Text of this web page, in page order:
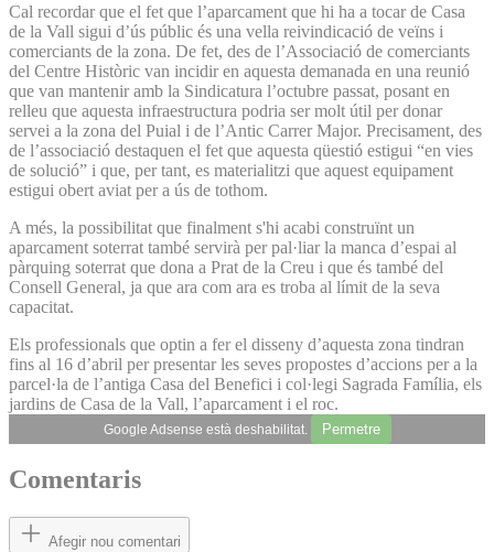
Cal recordar que el fet que l’aparcament que hi ha a tocar de Casa
de la Vall sigui d’ús públic és una vella reivindicació de veïns i
comerciants de la zona. De fet, des de l’Associació de comerciants
del Centre Històric van incidir en aquesta demanada en una reunió
que van mantenir amb la Sindicatura l’octubre passat, posant en
relleu que aquesta infraestructura podria ser molt útil per donar
servei a la zona del Puial i de l’Antic Carrer Major. Precisament, des
de l’associació destaquen el fet que aquesta qüestió estigui “en vies
de solució” i que, per tant, es materialitzi que aquest equipament
estigui obert aviat per a ús de tothom.
A més, la possibilitat que finalment s'hi acabi construïnt un
aparcament soterrat també servirà per pal·liar la manca d’espai al
pàrquing soterrat que dona a Prat de la Creu i que és també del
Consell General, ja que ara com ara es troba al límit de la seva
capacitat.
Els professionals que optin a fer el disseny d’aquesta zona tindran
fins al 16 d’abril per presentar les seves propostes d’accions per a la
parcel·la de l’antiga Casa del Benefici i col·legi Sagrada Família, els
jardins de Casa de la Vall, l’aparcament i el roc.
Google Adsense està deshabilitat. Permetre
Comentaris
Afegir nou comentari